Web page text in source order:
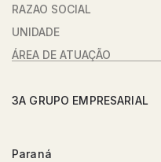
RAZÃO SOCIAL
UNIDADE
ÁREA DE ATUAÇÃO
3A GRUPO EMPRESARIAL
Paraná